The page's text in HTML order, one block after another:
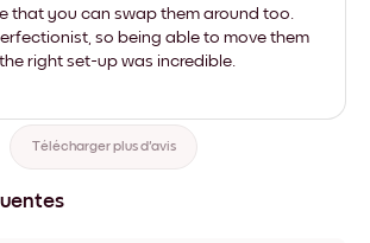
that you can swap them around too.
so being able to move them
right set-up was incredible.
Télécharger plus d'avis